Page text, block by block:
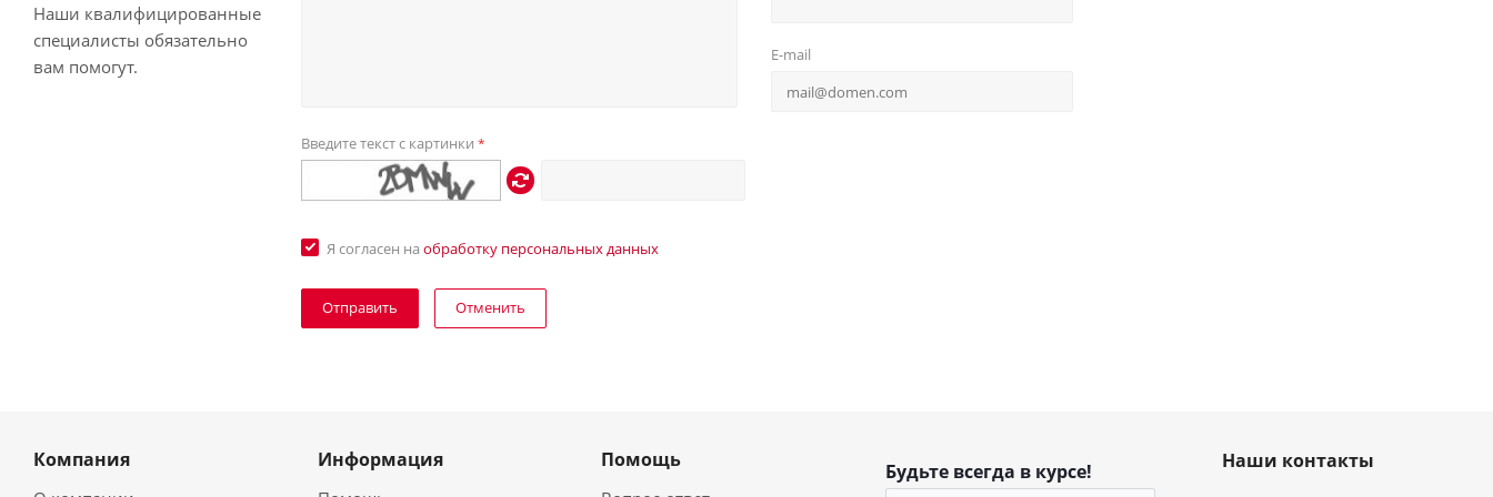
Наши квалифицированные
специалисты обязательно
вам помогут.
E-mail
Введите текст с картинки*
Я согласен наобработку персональных данных
Отменить
Компания Информация Помощь Будьте всегда в курсе! Наши контакты